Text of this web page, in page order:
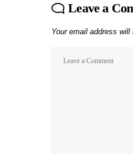
Leave a
Your email address will